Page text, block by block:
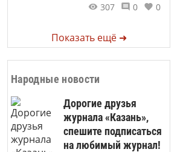
307
0 0
Показать ещё ➜
Народные новости
Дорогие друзья
журнала «Казань»,
спешите подписаться
на любимый журнал!